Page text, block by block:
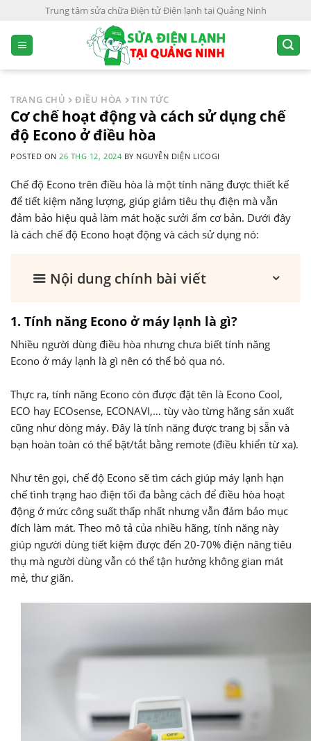
Trung tâm sửa chữa Điện tử Điện lạnh tại Quảng Ninh
TRANG CHỦ ĐIỀU HÒA TIN TỨC
Cơ chế hoạt động và cách sử dụng chế
độ Econo ở điều hòa
POSTED ON 26 THG 12, 2024 BY NGUYỄN DIỆN LICOGI
Chế độ Econo trên điều hòa là một tính năng được thiết kế
để tiết kiệm năng lượng, giúp giảm tiêu thụ điện mà vẫn
đảm bảo hiệu quả làm mát hoặc sưởi ấm cơ bản. Dưới đây
là cách chế độ Econo hoạt động và cách sử dụng nó:
Nội dung chính bài viết
1. Tính năng Econo ở máy lạnh là gì?
Nhiều người dùng điều hòa nhưng chưa biết tính năng
Econo ở máy lạnh là gì nên có thể bỏ qua nó.
Thực ra, tính năng Econo còn được đặt tên là Econo Cool,
ECO hay ECOsense, ECONAVI,… tùy vào từng hãng sản xuất
cũng như dòng máy. Đây là tính năng được trang bị sẵn và
bạn hoàn toàn có thể bật/tắt bằng remote (điều khiển từ xa).
Như tên gọi, chế độ Econo sẽ tìm cách giúp máy lạnh hạn
chế tình trạng hao điện tối đa bằng cách để điều hòa hoạt
động ở mức công suất thấp nhất nhưng vẫn đảm bảo mục
đích làm mát. Theo mô tả của nhiều hãng, tính năng này
giúp người dùng tiết kiệm được đến 20-70% điện năng tiêu
thụ mà người dùng vẫn có thể tận hưởng không gian mát
mẻ, thư giãn.